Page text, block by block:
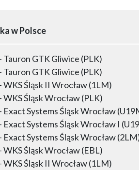
w Polsce
- Tauron GTK Gliwice (PLK)
- Tauron GTK Gliwice (PLK)
WKS Śląsk II Wrocław (1LM)
WKS Śląsk Wrocław (PLK)
Exact Systems Śląsk Wrocław
Exact Systems Śląsk Wrocław I
Exact Systems Śląsk Wrocław
WKS Śląsk Wrocław (EBL)
WKS Śląsk II Wrocław (1LM)